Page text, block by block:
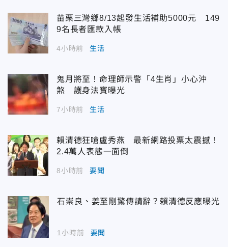
苗栗三灣鄉8/13起發生活補助5000元 149
9名長者匯款入帳
4小時前 生活
鬼月將至！命理師示警「4生肖」小心沖
煞 護身法寶曝光
7小時前 生活
賴清德狂嗆盧秀燕 最新網路投票太震撼！
2.4萬人表態一面倒
8小時前 要聞
石崇良、姜至剛驚傳請辭？賴清德反應曝光
1小時前 要聞